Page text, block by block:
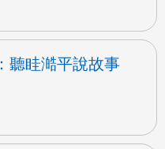
聽眭澔平說故事